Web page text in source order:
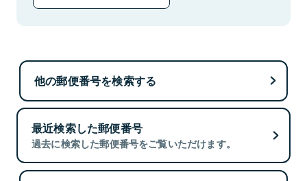
他の郵便番号を検索する
最近検索した郵便番号
過去に検索した郵便番号をご覧いただけます。